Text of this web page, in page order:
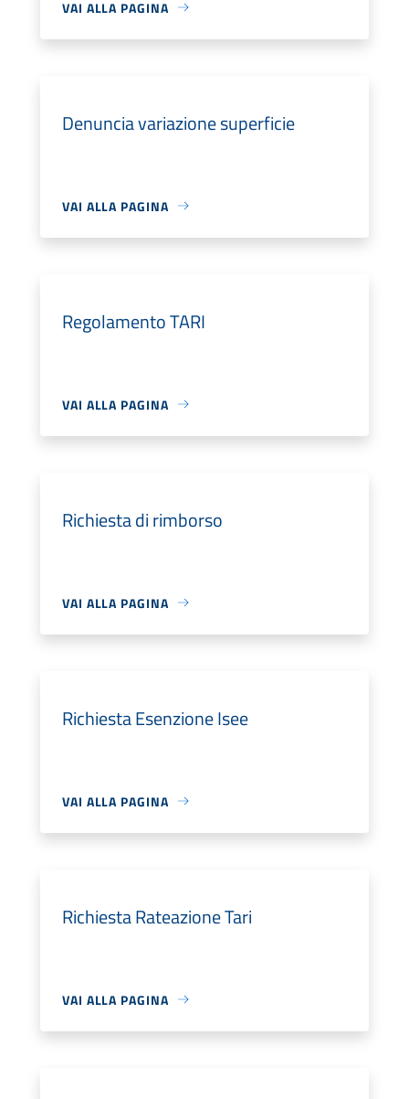
VAI ALLA PAGINA
Denuncia variazione superficie
VAI ALLA PAGINA
Regolamento TARI
VAI ALLA PAGINA
Richiesta di rimborso
VAI ALLA PAGINA
Richiesta Esenzione Isee
VAI ALLA PAGINA
Richiesta Rateazione Tari
VAI ALLA PAGINA